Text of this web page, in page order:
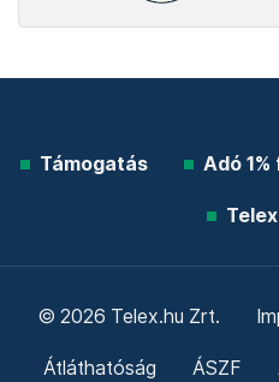
Támogatás Adó
© 2026 Telex.hu Zrt.
Átláthatóság ÁSZF